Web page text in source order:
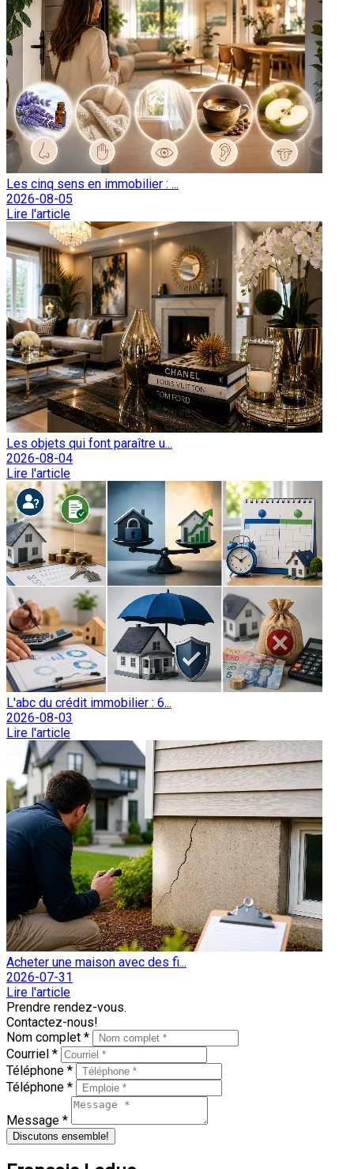
Les cinq sens en immobilier : ...
2026-08-05
Lire l'article
Les objets qui font paraître u...
2026-08-04
Lire l'article
L'abc du crédit immobilier : 6...
2026-08-03
Lire l'article
Acheter une maison avec des fi...
2026-07-31
Lire l'article
Prendre rendez-vous.
Contactez-nous!
Nom complet *
Courriel *
Téléphone *
Téléphone *
Message *
Discutons ensemble!